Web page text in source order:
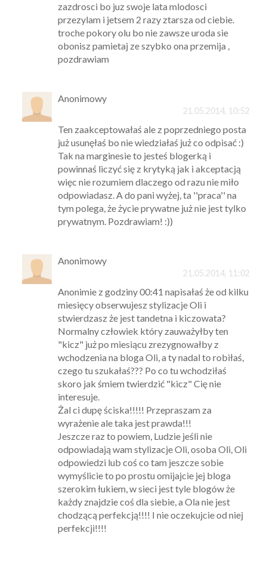
zazdrosci bo juz swoje lata mlodosci
przezylam i jetsem 2 razy ztarsza od ciebie.
troche pokory olu bo nie zawsze uroda sie
obonisz pamietaj ze szybko ona przemija ,
pozdrawiam
Anonimowy
21.05.2014, 10:52
Ten zaakceptowałaś ale z poprzedniego posta
już usunęłaś bo nie wiedziałaś już co odpisać :)
Tak na marginesie to jesteś blogerką i
powinnaś liczyć się z krytyką jak i akceptacją
więc nie rozumiem dlaczego od razu nie miło
odpowiadasz. A do pani wyżej, ta ''praca'' na
tym polega, że życie prywatne już nie jest tylko
prywatnym. Pozdrawiam! :))
Anonimowy
21.05.2014, 11:02
Anonimie z godziny 00:41 napisałaś że od kilku
miesięcy obserwujesz stylizacje Oli i
stwierdzasz że jest tandetna i kiczowata?
Normalny człowiek który zauważyłby ten
"kicz" już po miesiącu zrezygnowałby z
wchodzenia na bloga Oli, a ty nadal to robiłaś,
czego tu szukałaś??? Po co tu wchodziłaś
skoro jak śmiem twierdzić "kicz" Cię nie
interesuje.
Żal ci dupę ściska!!!!! Przepraszam za
wyrażenie ale taka jest prawda!!!
Jeszcze raz to powiem, Ludzie jeśli nie
odpowiadają wam stylizacje Oli, osoba Oli, Oli
odpowiedzi lub coś co tam jeszcze sobie
wymyślicie to po prostu omijajcie jej bloga
szerokim łukiem, w sieci jest tyle blogów że
każdy znajdzie coś dla siebie, a Ola nie jest
chodzącą perfekcją!!!! I nie oczekujcie od niej
perfekcji!!!!